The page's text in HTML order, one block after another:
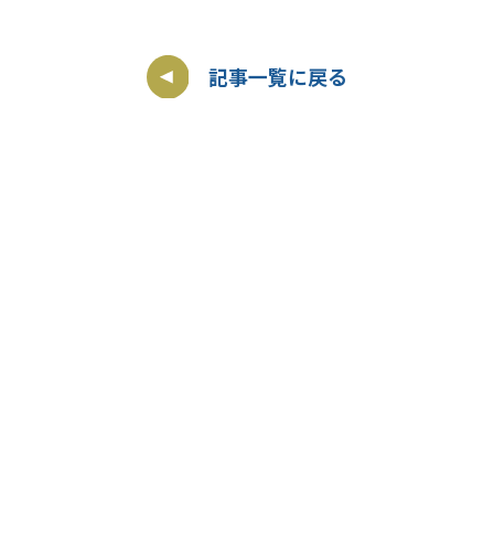
記事一覧に戻る